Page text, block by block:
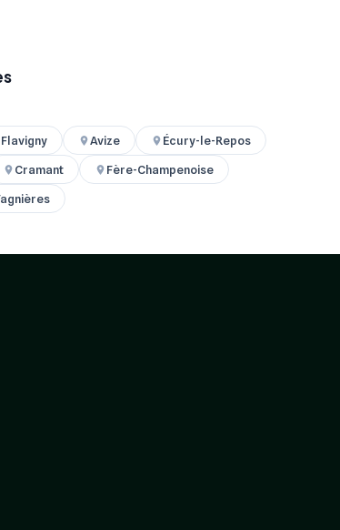
Flavigny Avize
Écury-le-Repos
Cramant
Fère-Champenoise